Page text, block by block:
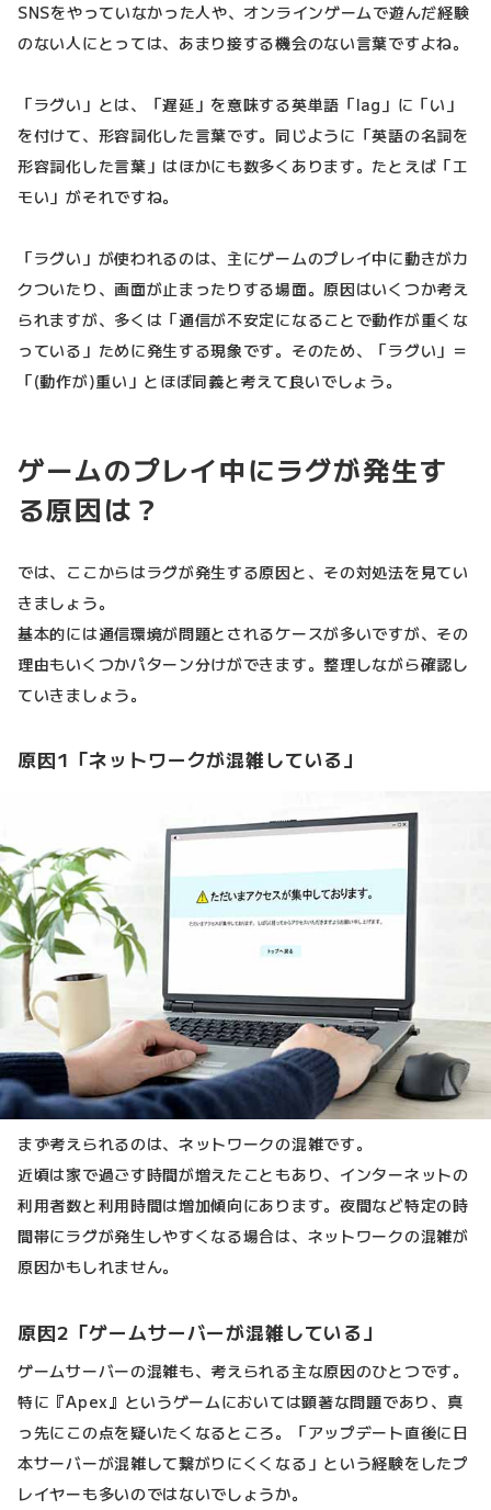
SNSをやっていなかった人や、オンラインゲームで遊んだ経験
のない人にとっては、あまり接する機会のない言葉ですよね。
「ラグい」とは、「遅延」を意味する英単語「lag」に「い」
を付けて、形容詞化した言葉です。同じように「英語の名詞を
形容詞化した言葉」はほかにも数多くあります。たとえば「エ
モい」がそれですね。
「ラグい」が使われるのは、主にゲームのプレイ中に動きがカ
クついたり、画面が止まったりする場面。原因はいくつか考え
られますが、多くは「通信が不安定になることで動作が重くな
っている」ために発生する現象です。そのため、「ラグい」＝
「(動作が)重い」とほぼ同義と考えて良いでしょう。
ゲームのプレイ中にラグが発生す
る原因は？
では、ここからはラグが発生する原因と、その対処法を見てい
きましょう。
基本的には通信環境が問題とされるケースが多いですが、その
理由もいくつかパターン分けができます。整理しながら確認し
ていきましょう。
原因1「ネットワークが混雑している」
まず考えられるのは、ネットワークの混雑です。
近頃は家で過ごす時間が増えたこともあり、インターネットの
利用者数と利用時間は増加傾向にあります。夜間など特定の時
間帯にラグが発生しやすくなる場合は、ネットワークの混雑が
原因かもしれません。
原因2「ゲームサーバーが混雑している」
ゲームサーバーの混雑も、考えられる主な原因のひとつです。
特に『Apex』というゲームにおいては顕著な問題であり、真
っ先にこの点を疑いたくなるところ。「アップデート直後に日
本サーバーが混雑して繋がりにくくなる」という経験をしたプ
レイヤーも多いのではないでしょうか。